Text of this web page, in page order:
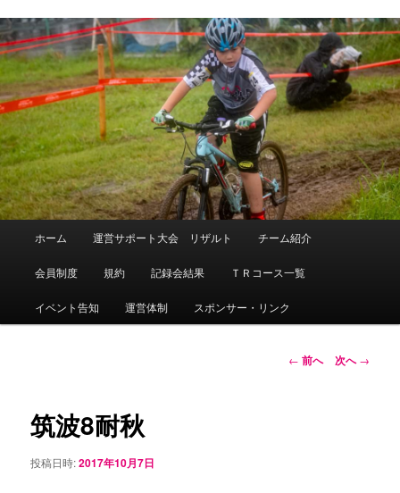
ュ
メ
イ
ン
テ
ン
ホーム 運営サポート大会 リザルト チーム紹介
会員制度 規約 記録会結果 ＴＲコース一覧
イベント告知 運営体制 スポンサー・リンク
投
← 前へ 次へ→
筑波8耐秋
投稿日時:2017年10月7日